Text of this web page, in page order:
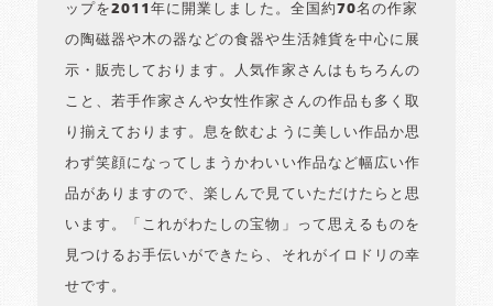
ップを2011年に開業しました。全国約70名の作家
の陶磁器や木の器などの食器や生活雑貨を中心に展
示・販売しております。人気作家さんはもちろんの
こと、若手作家さんや女性作家さんの作品も多く取
り揃えております。息を飲むように美しい作品か思
わず笑顔になってしまうかわいい作品など幅広い作
品がありますので、楽しんで見ていただけたらと思
います。「これがわたしの宝物」って思えるものを
見つけるお手伝いができたら、それがイロドリの幸
せです。